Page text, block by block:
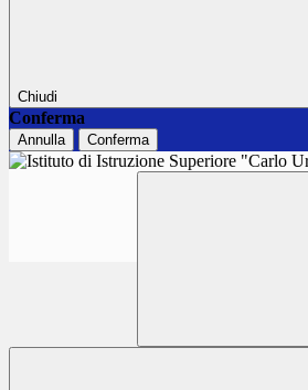
Chiudi
Conferma
Annulla Conferma